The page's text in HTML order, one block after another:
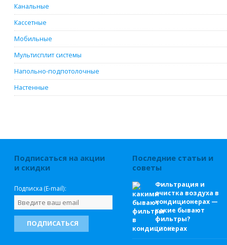
Канальные
Кассетные
Мобильные
Мультисплит системы
Напольно-подпотолочные
Настенные
Подписаться на акции
и скидки
Подписка (E-mail):
Последние статьи и
советы
Фильтрация и
очистка воздуха в
кондиционерах —
какие бывают
фильтры?
7.07.15